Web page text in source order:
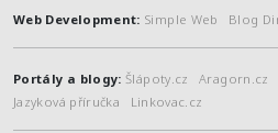
Web Development: Simple Web Blog
Portály a blogy:Šlápoty.cz Aragorn.cz
Jazyková příručka
Linkovac.cz